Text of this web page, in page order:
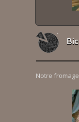
Notre